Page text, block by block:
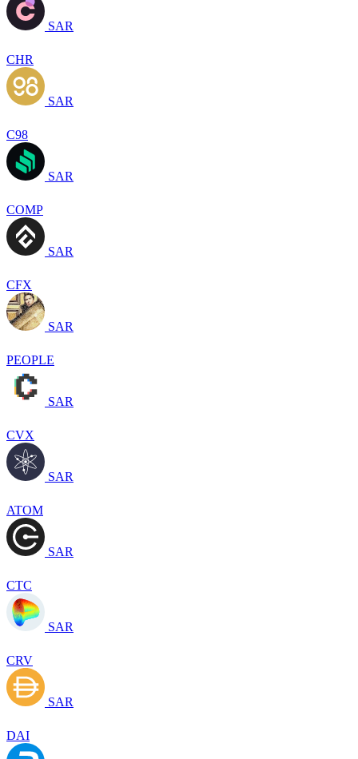
SAR
CHR
SAR
C98
SAR
COMP
SAR
CFX
SAR
PEOPLE
SAR
CVX
SAR
ATOM
SAR
CTC
SAR
CRV
SAR
DAI